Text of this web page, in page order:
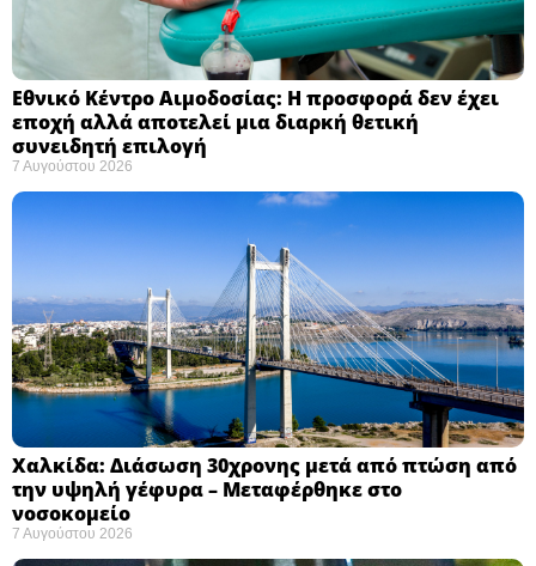
Εθνικό Κέντρο Αιμοδοσίας: H προσφορά δεν έχει
εποχή αλλά αποτελεί μια διαρκή θετική
συνειδητή επιλογή ​
7 Αυγούστου 2026
Χαλκίδα: Διάσωση 30χρονης μετά από πτώση από
την υψηλή γέφυρα – Μεταφέρθηκε στο
νοσοκομείο ​
7 Αυγούστου 2026